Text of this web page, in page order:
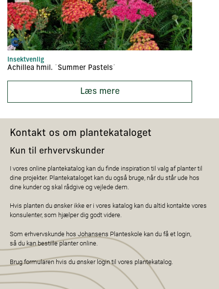
Insektvenlig
Achillea hmil. ´Summer Pastels´
Læs mere
Kontakt os om plantekataloget
Kun til erhvervskunder
I vores online plantekatalog kan du finde inspiration til valg af planter til
dine projekter. Plantekataloget kan du også bruge, når du står ude hos
dine kunder og skal rådgive og vejlede dem.
Hvis planten du ønsker ikke er i vores katalog kan du altid kontakte vores
konsulenter, som hjælper dig godt videre.
Som erhvervskunde hos Johansens Planteskole kan du få et login,
så du kan bestille planter online.
Brug formularen hvis du ønsker login til vores plantekatalog.